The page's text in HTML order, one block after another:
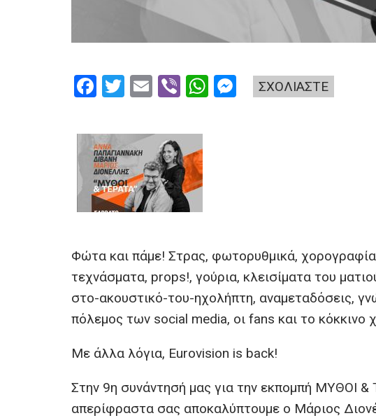
ΣΧΟΛΙΑΣΤΕ
F
ce
b
o
o
k
T
tt
er
E
ail
Vi
er
W
Φώτα και πάμε! Στρας, φωτορυθμικά, χορογραφία,
τεχνάσματα, props!, γούρια, κλεισίματα του
στο-ακουστικό-του-ηχολήπτη, αναμεταδόσεις,
πόλεμος των social media, οι fans και το κόκκινο
Με άλλα λόγια, Εurovision is back!
Στην 9η συνάντησή μας για την εκπομπή ΜΥΘΟΙ
απερίφραστα σας αποκαλύπτουμε ο Μάριος